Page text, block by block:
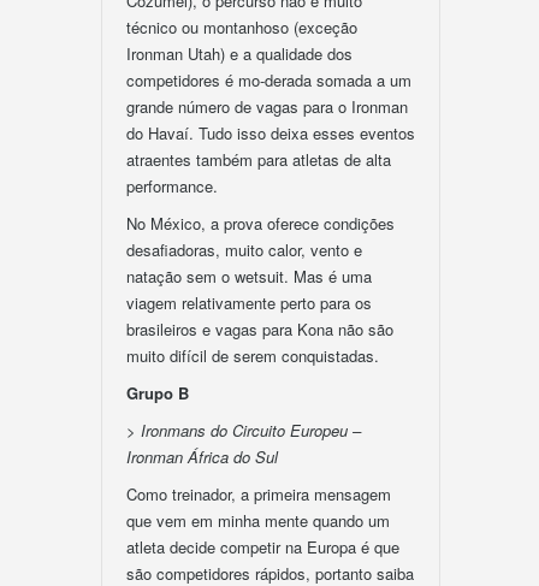
técnico ou montanhoso (exceção
Ironman Utah) e a qualidade dos
competidores é mo-derada somada a um
grande número de vagas para o Ironman
do Havaí. Tudo isso deixa esses eventos
atraentes também para atletas de alta
performance.
No México, a prova oferece condições
desafiadoras, muito calor, vento e
natação sem o wetsuit. Mas é uma
viagem relativamente perto para os
brasileiros e vagas para Kona não são
muito difícil de serem conquistadas.
Grupo B
> Ironmans do Circuito Europeu –
Ironman África do Sul
Como treinador, a primeira mensagem
que vem em minha mente quando um
atleta decide competir na Europa é que
são competidores rápidos, portanto saiba